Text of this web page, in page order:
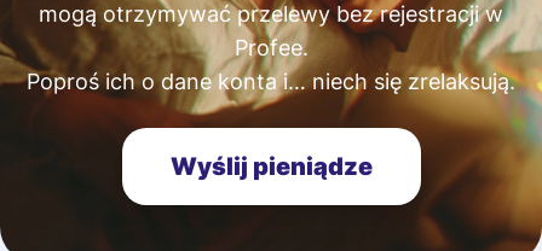
mogą otrzymywać przelewy bez rejestracji w
Profee.
Poproś ich o dane konta i… niech się zrelaksują.
Wyślij pieniądze